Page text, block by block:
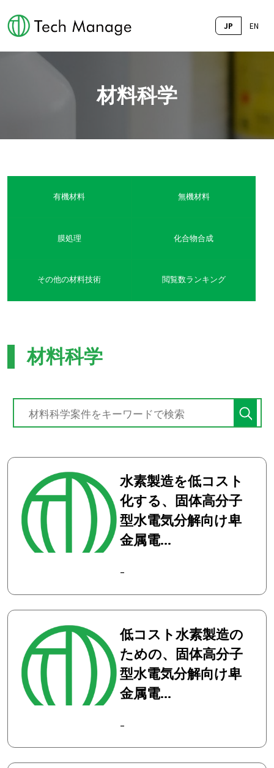
JP EN
材料科学
最新の研究成果を受け取る
有機材料 無機材料
膜処理 化合物合成
その他の材料技術 閲覧数ランキング
材料科学
水素製造を低コスト
化する、固体高分子
型水電気分解向け卑
金属電...
-
低コスト水素製造の
ための、固体高分子
型水電気分解向け卑
金属電...
-